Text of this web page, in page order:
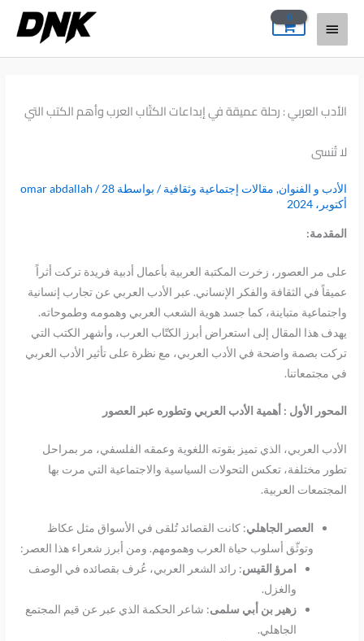
المحتوى
القائمة
الرئيسية
الأدب العربي : رحلة عميقة في إبداعات الكتّاب العرب وأهم الكتب التي
لا تُنسى
الأدب و الفنوان, مقالات إجتماعية وثقافية/ بواسطة omar abdallah /28
أكتوبر، 2024
المقدمة:
على مر العصور، زخرت المكتبة العربية بأعمال أدبية فريدة تركت أثراً
عميقاً في الثقافة والفكر الإنساني. عبر الأدب العربي عن تجارب إنسانية
واجتماعية متباينة، كما جسد هوية الشعب العربي وهمومه وطموحاته.
يهدف هذا المقال إلى استعراض أبرز الكتّاب العرب، وأشهر الكتب التي
تركت بصمة واضحة في الأدب العربي، مع نظرة على تأثير الأدب العربي
في مجتمعاتنا.
المحور الأول : أهمية الأدب العربي وتطوره عبر العصور
الأدب العربي، الذي تميز بقوته اللغوية وعمقه الفلسفي، مر بمراحل
تطور مختلفة، تعكس التحولات السياسية والاجتماعية التي مرت بها
المجتمعات العربية.
العصر الجاهلي: كانت القصائد تُلقى في الأسواق مثل عكاظ
وتوثّق أسلوب حياة العرب وهمومهم. ومن أبرز شعراء هذا العصر:
امرؤ القيس: رائد الشعر العربي، عُرف بقصائده في الوصف
والغزل.
زهير بن أبي سلمى: شاعر الحكمة الذي عبر عن قيم المجتمع
الجاهلي.